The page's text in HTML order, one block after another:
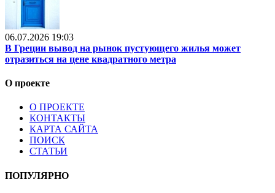
06.07.2026 19:03
В Греции вывод на рынок пустующего жилья может
отразиться на цене квадратного метра
О проекте
О ПРОЕКТЕ
КОНТАКТЫ
КАРТА САЙТА
ПОИСК
СТАТЬИ
ПОПУЛЯРНО